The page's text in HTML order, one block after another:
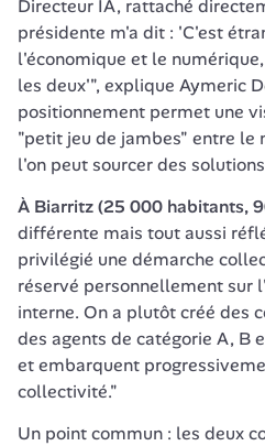
Directeur IA, rattaché
présidente m'a dit : 'C'est
l'économique et le
les deux'", explique Aymeric
positionnement permet une
"petit jeu de jambes" entre le
l'on peut sourcer des
À Biarritz (25 000 habitants,
différente mais tout aussi
privilégié une démarche
réservé personnellement sur
interne. On a plutôt créé des
des agents de catégorie A, B
et embarquent
collectivité."
Un point commun : les deux